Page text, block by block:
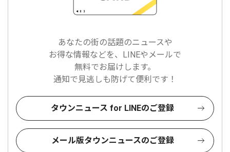
あなたの街の話題のニュースや
お得な情報などを、LINEやメールで
無料でお届けします。
通知で見逃しも防げて便利です！
タウンニュース for LINEのご登録
メール版タウンニュースのご登録